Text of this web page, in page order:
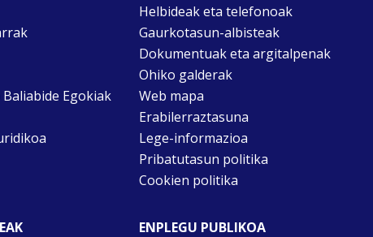
Egokiak
Helbideak eta telefonoak
Gaurkotasun-albisteak
Dokumentuak eta argitalpenak
Ohiko galderak
Web mapa
Erabilerraztasuna
Lege-informazioa
Pribatutasun politika
Cookien politika
ENPLEGU PUBLIKOA